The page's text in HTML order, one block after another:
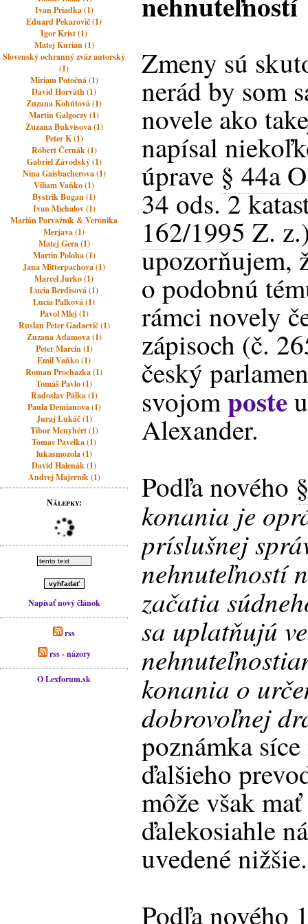
Ivan Priadka (1)
Eduard Pekarovič (1)
Igor Krist (1)
Matej Kurian (1)
Slovenský ochranný zväz autorský
(1)
Miriam Potočná (1)
David Horváth (1)
Zuzana Kohútová (1)
Martin Galgoczy (1)
Zuzana Bukvisova (1)
Peter K (1)
Róbert Černák (1)
Gabriel Závodský (1)
Nina Gaisbacherova (1)
Viliam Vaňko (1)
Bystrik Bugan (1)
Ivan Michalov (1)
Marián Porvažník & Veronika
Merjava (1)
Matej Gera (1)
Martin Poloha (1)
Jana Mitterpachova (1)
Marcel Jurko (1)
Lucia Berdisová (1)
Lucia Palková (1)
Pavol Mlej (1)
Ruslan Peter Gadaevič (1)
Zuzana Adamova (1)
Peter Marcin (1)
Emil Vaňko (1)
Roman Prochazka (1)
Tomáš Pavlo (1)
Radoslav Pálka (1)
Paula Demianova (1)
Juraj Lukáč (1)
Tibor Menyhért (1)
Tomas Pavelka (1)
lukasmozola (1)
David Halenák (1)
Andrej Majerník (1)
Nálepky:
Napísať nový článok
rss
rss - názory
O Lexforum.sk
Zmeny sú
nerád by som
novele ako
napísal
úprave § 44a
34 ods. 2
162/1995 Z.
upozorňujem,
o podobnú
rámci novely
zápisoch (č.
český
svojomposte
Alexander.
Podľa nového
konania je
príslušnej
nehnuteľností
začatia
sa uplatňujú
konania o
dobrovoľnej
poznámka
ďalšieho
môže však
ďalekosiahle
uvedené nižšie.
Podľa nového